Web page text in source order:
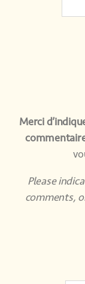
Merci
Please
comments,